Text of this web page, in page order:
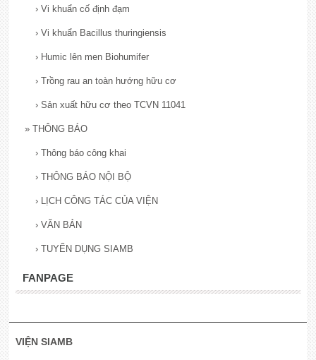
› Vi khuẩn cố định đạm
› Vi khuẩn Bacillus thuringiensis
› Humic lên men Biohumifer
› Trồng rau an toàn hướng hữu cơ
› Sản xuất hữu cơ theo TCVN 11041
» THÔNG BÁO
› Thông báo công khai
› THÔNG BÁO NỘI BỘ
› LỊCH CÔNG TÁC CỦA VIỆN
› VĂN BẢN
› TUYỂN DỤNG SIAMB
FANPAGE
VIỆN SIAMB